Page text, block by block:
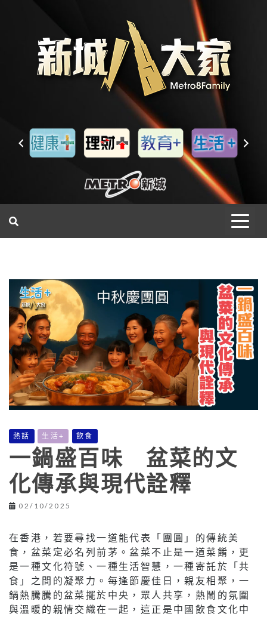
熱話 生活+ 飲食
一鍋盛百味 盆菜的文
化傳承與現代詮釋
02/10/2025
在香港，若要尋找一道能代表「團圓」的傳統美
食，盆菜定必名列前茅。盆菜不止是一道菜餚，更
是一種文化符號、一種生活智慧，一種寄託於「共
食」之間的凝聚力。每逢節慶佳日，親友相聚，一
鍋熱騰騰的盆菜擺於中央，眾人共享，熱鬧的氛圍
與溫暖的親情交織在一起，這正是中國飲食文化中